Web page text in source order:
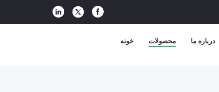
خونه محصولات درباره ما